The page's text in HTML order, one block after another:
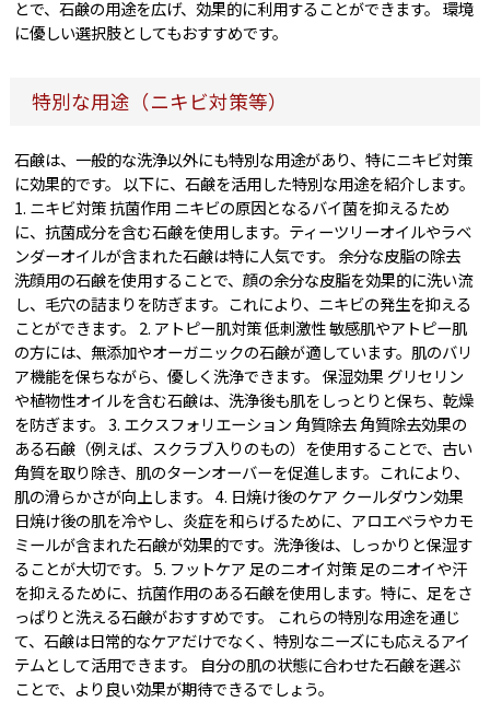
とで、石鹸の用途を広げ、効果的に利用することができます。 環境
に優しい選択肢としてもおすすめです。
特別な用途（ニキビ対策等）
石鹸は、一般的な洗浄以外にも特別な用途があり、特にニキビ対策
に効果的です。 以下に、石鹸を活用した特別な用途を紹介します。
1. ニキビ対策 抗菌作用 ニキビの原因となるバイ菌を抑えるため
に、抗菌成分を含む石鹸を使用します。ティーツリーオイルやラベ
ンダーオイルが含まれた石鹸は特に人気です。 余分な皮脂の除去
洗顔用の石鹸を使用することで、顔の余分な皮脂を効果的に洗い流
し、毛穴の詰まりを防ぎます。これにより、ニキビの発生を抑える
ことができます。 2. アトピー肌対策 低刺激性 敏感肌やアトピー肌
の方には、無添加やオーガニックの石鹸が適しています。肌のバリ
ア機能を保ちながら、優しく洗浄できます。 保湿効果 グリセリン
や植物性オイルを含む石鹸は、洗浄後も肌をしっとりと保ち、乾燥
を防ぎます。 3. エクスフォリエーション 角質除去 角質除去効果の
ある石鹸（例えば、スクラブ入りのもの）を使用することで、古い
角質を取り除き、肌のターンオーバーを促進します。これにより、
肌の滑らかさが向上します。 4. 日焼け後のケア クールダウン効果
日焼け後の肌を冷やし、炎症を和らげるために、アロエベラやカモ
ミールが含まれた石鹸が効果的です。洗浄後は、しっかりと保湿す
ることが大切です。 5. フットケア 足のニオイ対策 足のニオイや汗
を抑えるために、抗菌作用のある石鹸を使用します。特に、足をさ
っぱりと洗える石鹸がおすすめです。 これらの特別な用途を通じ
て、石鹸は日常的なケアだけでなく、特別なニーズにも応えるアイ
テムとして活用できます。 自分の肌の状態に合わせた石鹸を選ぶ
ことで、より良い効果が期待できるでしょう。